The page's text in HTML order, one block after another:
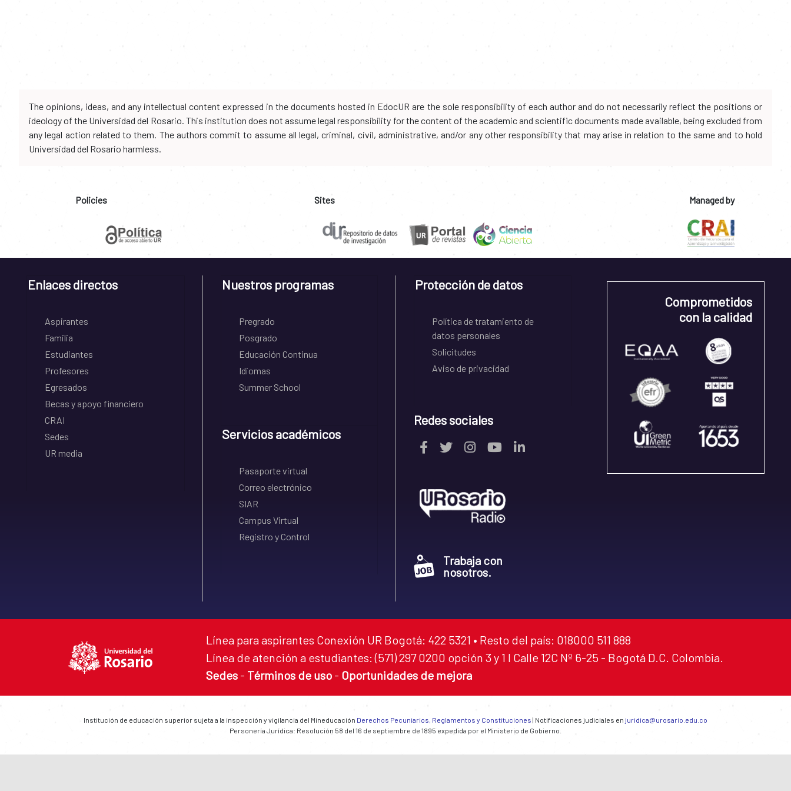
The opinions, ideas, and any intellectual content expressed in the documents hosted in EdocUR are the sole responsibility of each author and do not necessarily reflect the positions or
ideology of the Universidad del Rosario. This institution does not assume legal responsibility for the content of the academic and scientific documents made available, being excluded from
any legal action related to them. The authors commit to assume all legal, criminal, civil, administrative, and/or any other responsibility that may arise in relation to the same and to hold
Universidad del Rosario harmless.
Policies Sites Managed by
Enlaces directos
Aspirantes
Familia
Estudiantes
Profesores
Egresados
Becas y apoyo financiero
CRAI
Sedes
UR media
Nuestros programas
Pregrado
Posgrado
Educación Continua
Idiomas
Summer School
Servicios académicos
Pasaporte virtual
Correo electrónico
SIAR
Campus Virtual
Registro y Control
Protección de datos
Política de tratamiento de
datos personales
Solicitudes
Aviso de privacidad
Redes sociales
Trabaja con
nosotros.
Comprometidos
con la calidad
Línea para aspirantes Conexión UR Bogotá: 422 5321 • Resto del país: 018000 511 888
Línea de atención a estudiantes: (571) 297 0200 opción 3 y 1 I Calle 12C Nº 6-25 - Bogotá D.C. Colombia.
Sedes - Términos de uso - Oportunidades de mejora
Institución de educación superior sujeta a la inspección y vigilancia del Mineducación Derechos Pecuniarios, Reglamentos y Constituciones | Notificaciones judiciales en juridica@urosario.edu.co
Personería Jurídica: Resolución 58 del 16 de septiembre de 1895 expedida por el Ministerio de Gobierno.